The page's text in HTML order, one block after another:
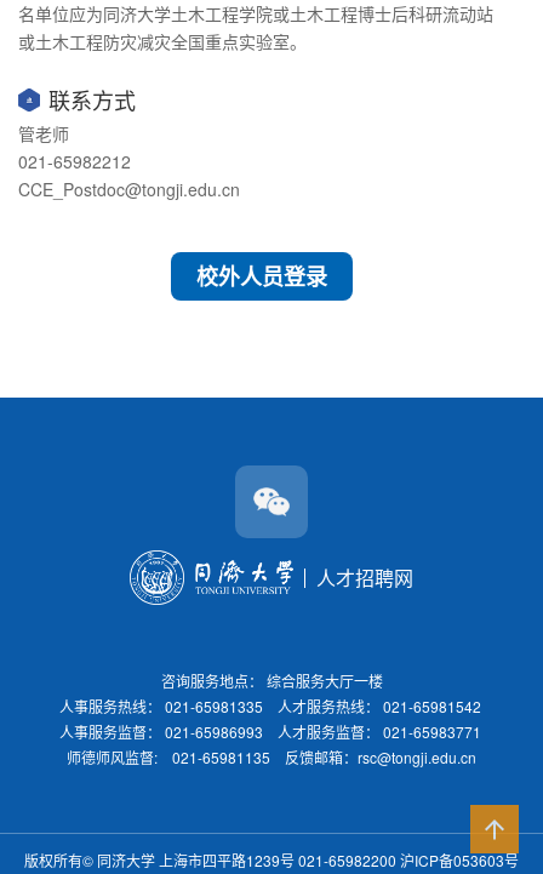
名单位应为同济大学土木工程学院或土木工程博士后科研流动站
或土木工程防灾减灾全国重点实验室。
联系方式
管老师
021-65982212
CCE_Postdoc@tongji.edu.cn
校外人员登录
人才招聘网
咨询服务地点： 综合服务大厅一楼
人事服务热线： 021-65981335 人才服务热线： 021-65981542
人事服务监督： 021-65986993 人才服务监督： 021-65983771
师德师风监督: 021-65981135 反馈邮箱：rsc@tongji.edu.cn
版权所有© 同济大学 上海市四平路1239号 021-65982200 沪ICP备053603号